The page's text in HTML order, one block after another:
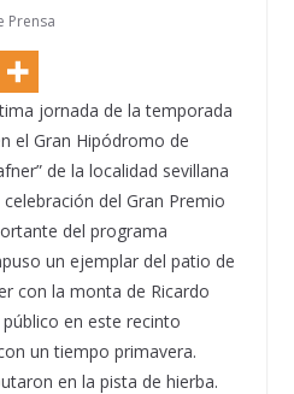
Prensa
jornada de la temporada
el Gran Hipódromo de
de la localidad sevillana
del Gran Premio
del programa
un ejemplar del patio de
con la monta de Ricardo
en este recinto
un tiempo primavera.
en la pista de hierba.